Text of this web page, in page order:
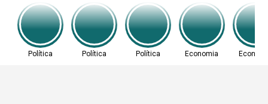
Política Política Política Economia